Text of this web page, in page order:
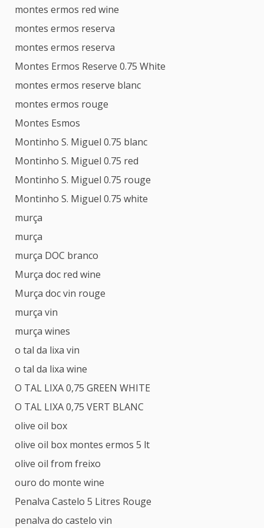
montes ermos red wine
montes ermos reserva
montes ermos reserva
Montes Ermos Reserve 0.75 White
montes ermos reserve blanc
montes ermos rouge
Montes Esmos
Montinho S. Miguel 0.75 blanc
Montinho S. Miguel 0.75 red
Montinho S. Miguel 0.75 rouge
Montinho S. Miguel 0.75 white
murça
murça
murça DOC branco
Murça doc red wine
Murça doc vin rouge
murça vin
murça wines
o tal da lixa vin
o tal da lixa wine
O TAL LIXA 0,75 GREEN WHITE
O TAL LIXA 0,75 VERT BLANC
olive oil box
olive oil box montes ermos 5 lt
olive oil from freixo
ouro do monte wine
Penalva Castelo 5 Litres Rouge
penalva do castelo vin